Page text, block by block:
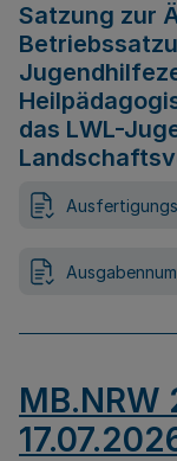
Satzung zur
das LWL-
MB.NRW